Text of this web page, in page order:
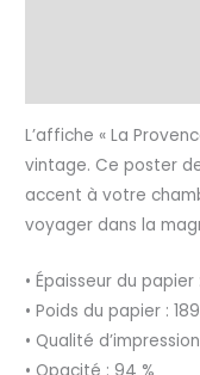
L’affiche « La
vintage. Ce poster
accent à votre
voyager dans la
• Épaisseur du papier
• Poids du papier :
• Qualité
• Opacité : 94 %